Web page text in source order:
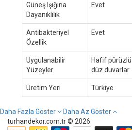
Güneş Işığına
Dayanıklılık
Evet
Antibakteriyel
Özellik
Evet
Uygulanabilir
Yüzeyler
Hafif pürüzlü
düz duvarlar
Üretim Yeri Türkiye
Daha Fazla Göster
Daha Az Göster
turhandekor.com.tr © 2026